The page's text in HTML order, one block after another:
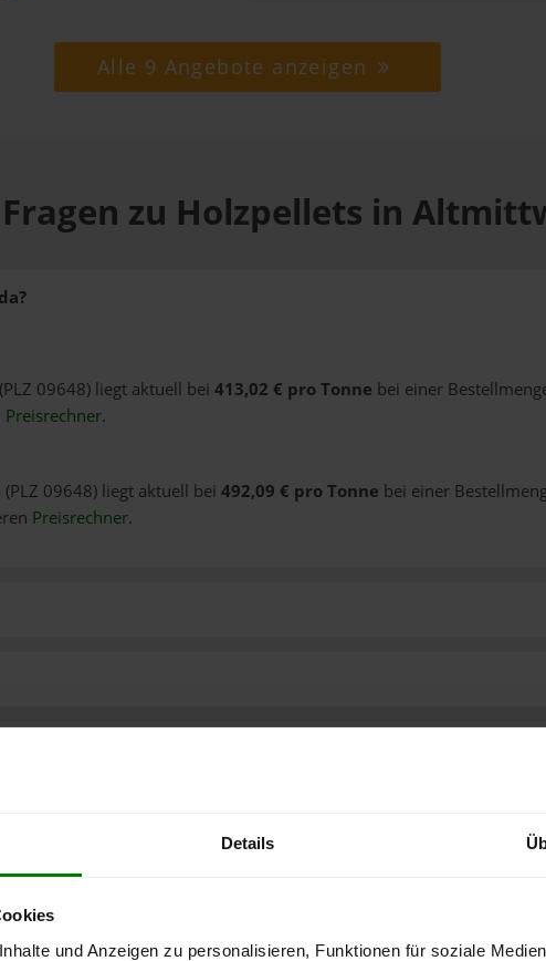
Details
und Anzeigen zu personalisieren, Funktionen für soziale
Alle 9 Angebote anzeigen
zu Holzpellets in
09648) liegt aktuell bei 413,02 € pro Tonne bei einer
Preisrechner.
09648) liegt aktuell bei 492,09 € pro Tonne bei einer
Preisrechner.